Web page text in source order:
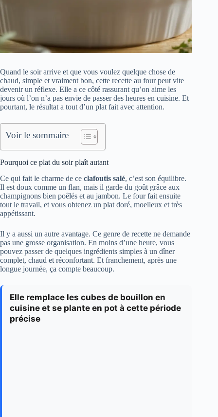
Quand le soir arrive et que vous voulez quelque chose de
chaud, simple et vraiment bon, cette recette au four peut vite
devenir un réflexe. Elle a ce côté rassurant qu’on aime les
jours où l’on n’a pas envie de passer des heures en cuisine. Et
pourtant, le résultat a tout d’un plat fait avec attention.
Voir le sommaire
Pourquoi ce plat du soir plaît autant
Ce qui fait le charme de ce clafoutis salé, c’est son équilibre.
Il est doux comme un flan, mais il garde du goût grâce aux
champignons bien poêlés et au jambon. Le four fait ensuite
tout le travail, et vous obtenez un plat doré, moelleux et très
appétissant.
Il y a aussi un autre avantage. Ce genre de recette ne demande
pas une grosse organisation. En moins d’une heure, vous
pouvez passer de quelques ingrédients simples à un dîner
complet, chaud et réconfortant. Et franchement, après une
longue journée, ça compte beaucoup.
Elle remplace les cubes de bouillon en
cuisine et se plante en pot à cette période
précise